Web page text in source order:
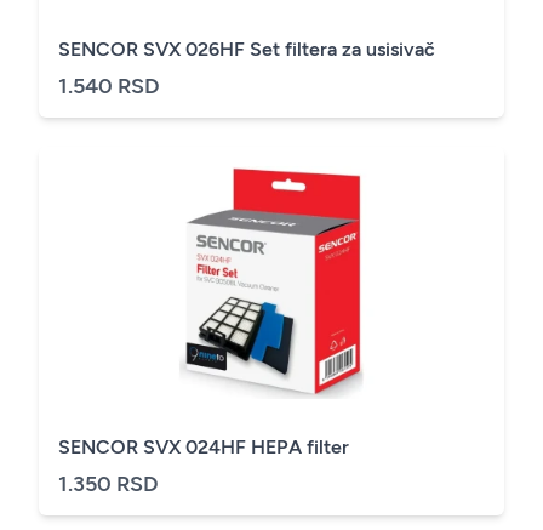
SENCOR SVX 026HF Set filtera za usisivač
1.540 RSD
SENCOR SVX 024HF HEPA filter
1.350 RSD